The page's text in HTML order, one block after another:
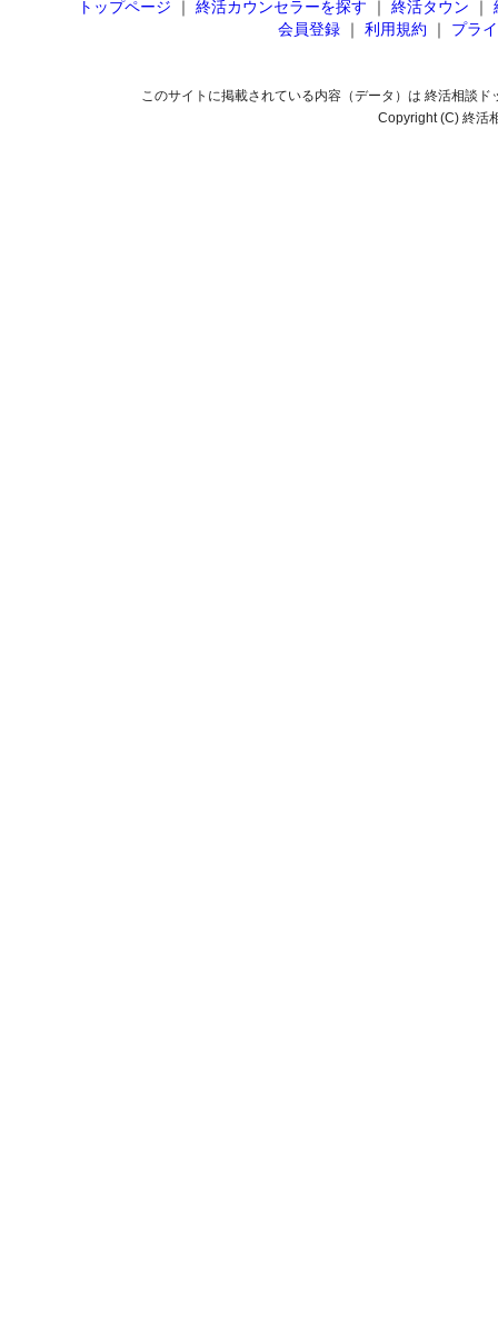
トップページ ｜ 終活カウンセラーを探す ｜ 終活タウン ｜
会員登録 ｜ 利用規約 ｜ プラ
このサイトに掲載されている内容（データ）は 終活相談
Copyright (C) 終活